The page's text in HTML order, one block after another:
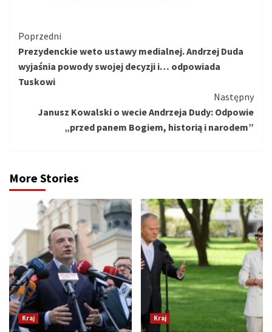
Kontynuuj
czytanie
Poprzedni
Prezydenckie weto ustawy medialnej. Andrzej Duda
wyjaśnia powody swojej decyzji i… odpowiada
Tuskowi
Następny
Janusz Kowalski o wecie Andrzeja Dudy: Odpowie
„przed panem Bogiem, historią i narodem”
More Stories
Kraj Kraj